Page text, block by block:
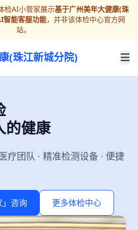
检AI小管家展示基于广州美年大健康(珠
智能客服功能，并非该体检中心官方网
站。
(珠江新城分院)
的健康
疗团队 · 精准检测设备 · 便捷
咨询 更多体检中心